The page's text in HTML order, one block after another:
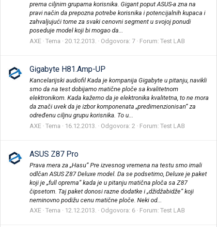
prema ciljnim grupama korisnika. Gigant poput ASUS-a zna na
pravi način da prepozna potrebe korisnika i potencijalnih kupaca i
zahvaljujući tome za svaki cenovni segment u svojoj ponudi
poseduje model koji bi mogao da...
AXE Tema 20.12.2013. Odgovora: 7 Forum: Test LAB
Gigabyte H81.Amp-UP
Kancelarijski audiofil Kada je kompanija Gigabyte u pitanju, navikli
smo da na test dobijamo matične ploče sa kvalitetnom
elektronikom. Kada kažemo da je elektronika kvalitetna, to ne mora
da znači uvek da je izbor komponenata „predimenzionisan“ za
određenu ciljnu grupu korisnika. To u...
AXE Tema 16.12.2013. Odgovora: 2 Forum: Test LAB
ASUS Z87 Pro
Prava mera za „Hasu“ Pre izvesnog vremena na testu smo imali
odlčan ASUS Z87 Deluxe model. Da se podsetimo, Deluxe je paket
koji je „full oprema“ kada je u pitanju matična ploča sa Z87
čipsetom. Taj paket donosi razne dodatke i „džidžabidže“ koji
neminovno podižu cenu matične ploče. Neki od...
AXE Tema 12.12.2013. Odgovora: 6 Forum: Test LAB